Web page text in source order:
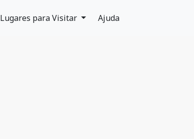
Lugares para Visitar Ajuda